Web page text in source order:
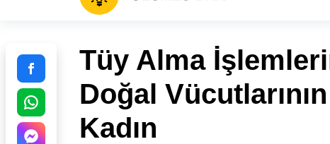
Tüy Alma
Doğal
Kadın